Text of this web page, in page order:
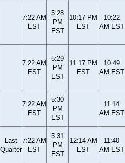
7:22 AM
EST
5:28
PM
EST
10:17 PM
EST
10:22
AM EST
7:22 AM
EST
5:29
PM
EST
11:17 PM
EST
10:49
AM EST
7:22 AM
EST
5:30
PM
EST
11:14
AM EST
Last
Quarter
7:22 AM
EST
5:31
PM
EST
12:14 AM
EST
11:40
AM EST